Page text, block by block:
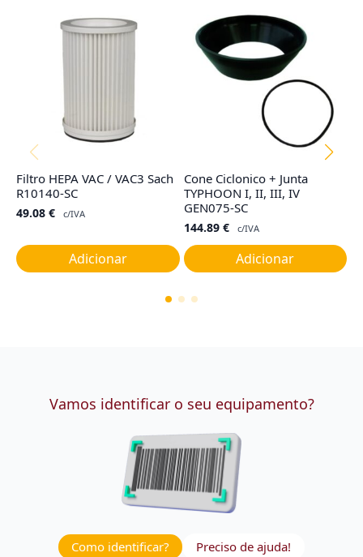
Filtro HEPA VAC / VAC3 Sach
R10140-SC
49.08 € c/IVA
Adicionar
Cone Ciclonico + Junta
TYPHOON I, II, III, IV
GEN075-SC
144.89 € c/IVA
Adicionar
Vamos identificar o seu equipamento?
Como identificar? Preciso de ajuda!